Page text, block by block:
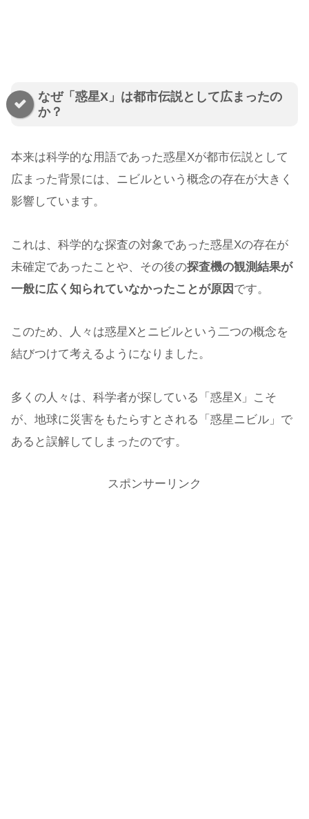
なぜ「惑星X」は都市伝説として広まったの
か？
本来は科学的な用語であった惑星Xが都市伝説として
広まった背景には、ニビルという概念の存在が大きく
影響しています。
これは、科学的な探査の対象であった惑星Xの存在が
未確定であったことや、その後の探査機の観測結果が
一般に広く知られていなかったことが原因 です。
このため、人々は惑星Xとニビルという二つの概念を
結びつけて考えるようになりました。
多くの人々は、科学者が探している「惑星X」こそ
が、地球に災害をもたらすとされる「惑星ニビル」で
あると誤解してしまったのです。
スポンサーリンク